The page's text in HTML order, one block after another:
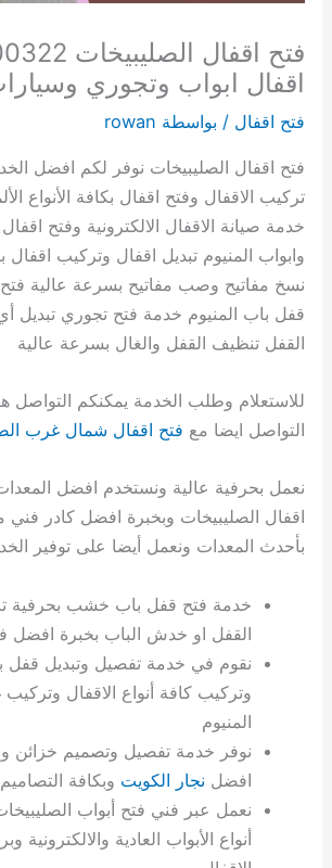
اقفال ابواب وتجوري
فتح اقفال / بواسطة rowan
فتح اقفال الصليبيخات نوفر لكم افضل
تركيب الاقفال وفتح اقفال بكافة الأنواع
خدمة صيانة الاقفال الالكترونية وفتح
وابواب المنيوم تبديل اقفال وتركيب اقفال
نسخ مفاتيح وصب مفاتيح بسرعة عالية
قفل باب المنيوم خدمة فتح تجوري تبديل
القفل تنظيف القفل والغال بسرعة عالية
للاستعلام وطلب الخدمة يمكنكم التواصل
التواصل ايضا مع فتح اقفال شمال غرب
نعمل بحرفية عالية ونستخدم افضل
اقفال الصليبيخات وبخبرة افضل كادر
بأحدث المعدات ونعمل أيضا على توفير
خدمة فتح قفل باب خشب بحرفية
القفل او خدش الباب بخبرة افضل
نقوم في خدمة تفصيل وتبديل قفل
وتركيب كافة أنواع الاقفال وتركيب
المنيوم
نوفر خدمة تفصيل وتصميم خزائن
افضل نجار الكويت وبكافة التصاميم
نعمل عبر فني فتح أبواب
أنواع الأبواب العادية والالكترونية